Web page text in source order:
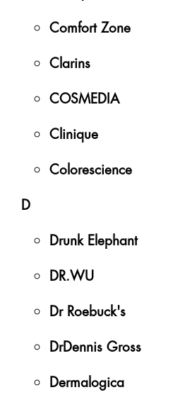
Comfort Zone
Clarins
COSMEDIA
Clinique
Colorescience
D
Drunk Elephant
DR.WU
Dr Roebuck's
DrDennis Gross
Dermalogica